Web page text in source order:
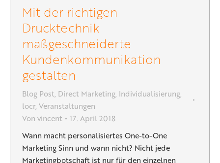
Mit der richtigen
Drucktechnik
maßgeschneiderte
Kundenkommunikation
gestalten
Blog Post, Direct Marketing, Individualisierung,
locr, Veranstaltungen
Von vincent
17. April 2018
Wann macht personalisiertes One-to-One
Marketing Sinn und wann nicht? Nicht jede
Marketingbotschaft ist nur für den einzelnen